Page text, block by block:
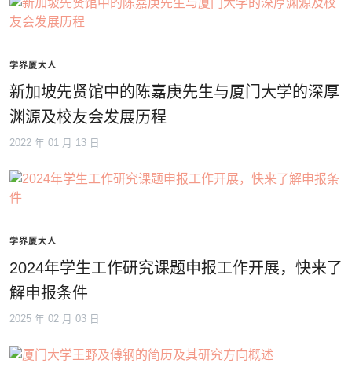
学界厦大人
新加坡先贤馆中的陈嘉庚先生与厦门大学的深厚
渊源及校友会发展历程
2022 年 01 月 13 日
学界厦大人
2024年学生工作研究课题申报工作开展，快来了
解申报条件
2025 年 02 月 03 日